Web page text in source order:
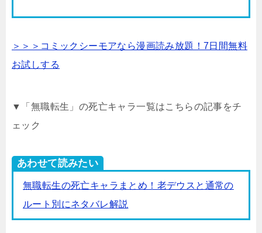
＞＞＞コミックシーモアなら漫画読み放題！7日間無料
お試しする
▼「無職転生」の死亡キャラ一覧はこちらの記事をチ
ェック
あわせて読みたい
無職転生の死亡キャラまとめ！老デウスと通常の
ルート別にネタバレ解説